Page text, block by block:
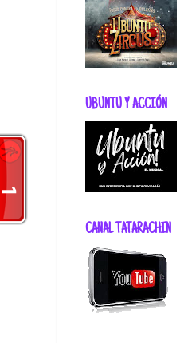
UBUNTU Y ACCIÓN
CANAL TATARACHIN